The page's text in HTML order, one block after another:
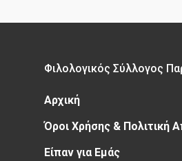
Φιλολογικός Σύλλογος
Αρχική
Όροι Χρήσης & Πολιτική
Είπαν για Εμάς